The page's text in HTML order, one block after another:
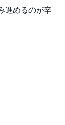
進めるのが辛